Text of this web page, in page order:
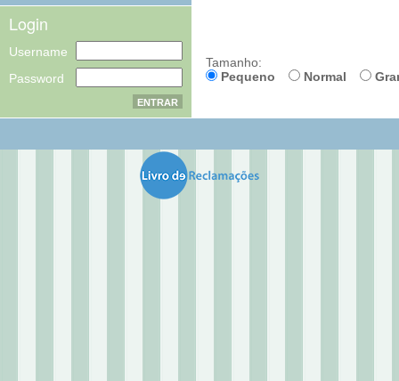
Login
Username
Password
Tamanho:
Pequeno
Normal